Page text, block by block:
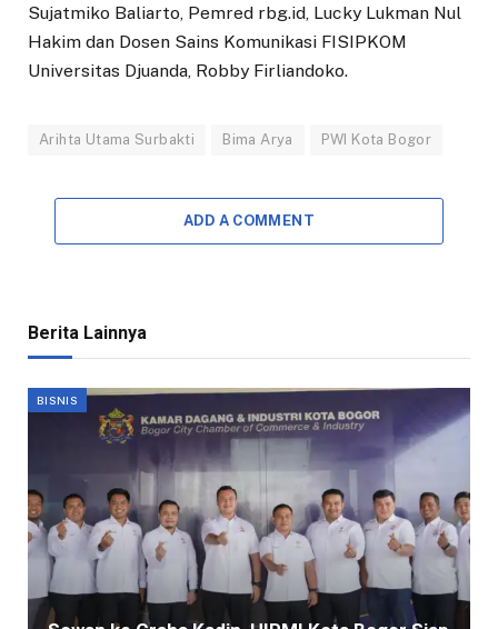
Sujatmiko Baliarto, Pemred rbg.id, Lucky Lukman Nul
Hakim dan Dosen Sains Komunikasi FISIPKOM
Universitas Djuanda, Robby Firliandoko.
Arihta Utama Surbakti Bima Arya PWI Kota Bogor
ADD A COMMENT
Berita Lainnya
BISNIS